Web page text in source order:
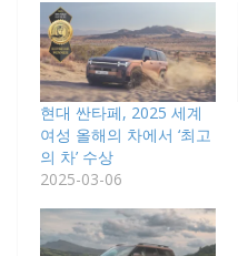
현대 싼타페, 2025 세계
여성 올해의 차에서 ‘최고
의 차’ 수상
2025-03-06